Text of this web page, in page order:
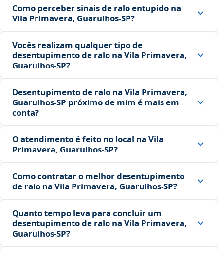
Como perceber sinais de ralo entupido na
Vila Primavera, Guarulhos‑SP?
Vocês realizam qualquer tipo de
desentupimento de ralo na Vila Primavera,
Guarulhos‑SP?
Desentupimento de ralo na Vila Primavera,
Guarulhos‑SP próximo de mim é mais em
conta?
O atendimento é feito no local na Vila
Primavera, Guarulhos‑SP?
Como contratar o melhor desentupimento
de ralo na Vila Primavera, Guarulhos‑SP?
Quanto tempo leva para concluir um
desentupimento de ralo na Vila Primavera,
Guarulhos‑SP?